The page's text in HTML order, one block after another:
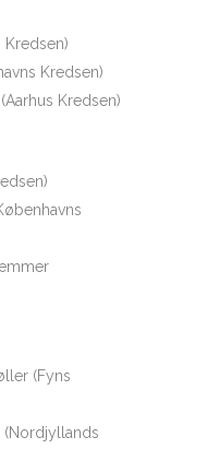
Kredsen)
Kredsen)
Kredsen)
(Fyns
(Nordjyllands